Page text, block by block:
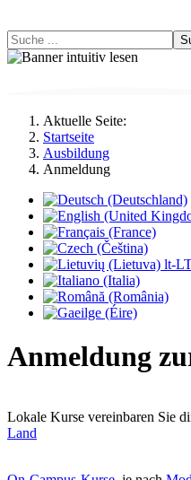
Aktuelle Seite:
Startseite
Ausbildung
Anmeldung
Anmeldung
Lokale Kurse vereinbaren Sie
Land